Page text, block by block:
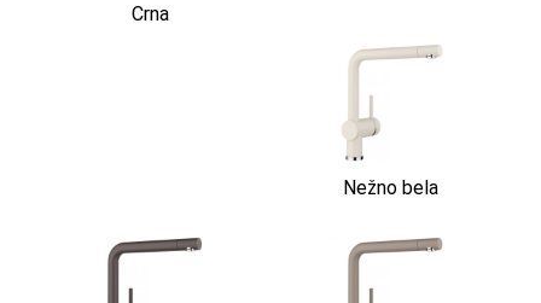
Crna
Nežno bela